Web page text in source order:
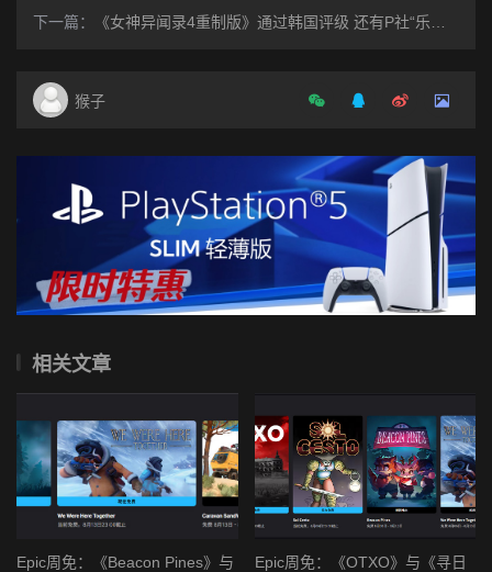
下一篇：
《女神异闻录4重制版》通过韩国评级 还有P社“乐高天际线”
猴子
相关文章
Epic周免：《Beacon Pines》与
Epic周免：《OTXO》与《寻日